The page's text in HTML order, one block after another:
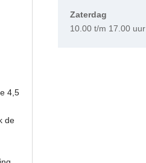
4,5
de
Zaterdag
10.00 t/m 17.00 uur